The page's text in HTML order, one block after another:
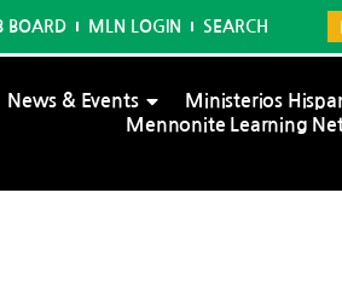
BOARD MLN LOGIN SEARCH
News & Events
Ministerios
Mennonite Learning